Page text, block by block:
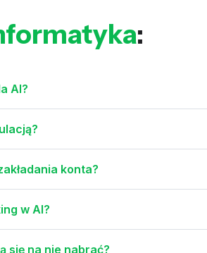
:
AI?
konta?
w AI?
się na nie nabrać?